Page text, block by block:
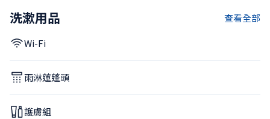
洗漱用品 查看全部
Wi-Fi
雨淋蓮蓬頭
護膚組